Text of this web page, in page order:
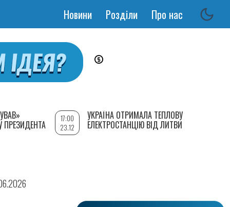
Основная
Новини Розділи Про нас
ПРЕЗИДЕНТА
17:00
23.12
УКРАЇНА ОТРИМАЛА ТЕПЛОВУ
ЕЛЕКТРОСТАНЦІЮ ВІД ЛИТВИ